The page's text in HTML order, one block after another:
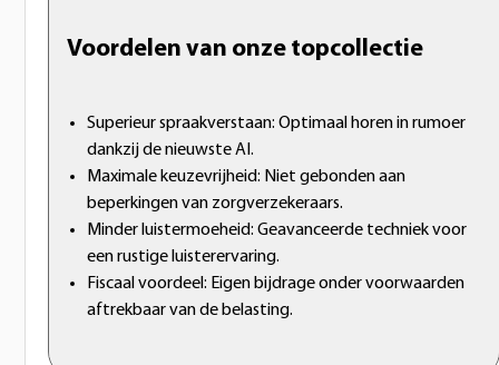
Voordelen van onze topcollectie
Superieur spraakverstaan: Optimaal horen in rumoer
dankzij de nieuwste AI.
Maximale keuzevrijheid: Niet gebonden aan
beperkingen van zorgverzekeraars.
Minder luistermoeheid: Geavanceerde techniek voor
een rustige luisterervaring.
Fiscaal voordeel: Eigen bijdrage onder voorwaarden
aftrekbaar van de belasting.